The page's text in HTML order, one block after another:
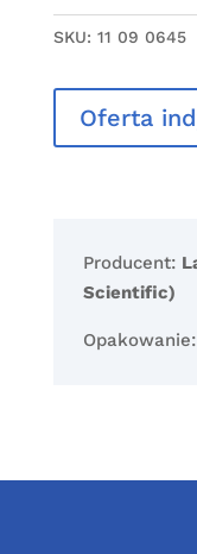
SKU: 11 09 0645
Oferta
Producent:
Scientific)
Opakowanie: